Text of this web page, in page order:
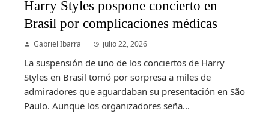
Harry Styles pospone concierto en
Brasil por complicaciones médicas
Gabriel Ibarra julio 22, 2026
La suspensión de uno de los conciertos de Harry
Styles en Brasil tomó por sorpresa a miles de
admiradores que aguardaban su presentación en São
Paulo. Aunque los organizadores seña...